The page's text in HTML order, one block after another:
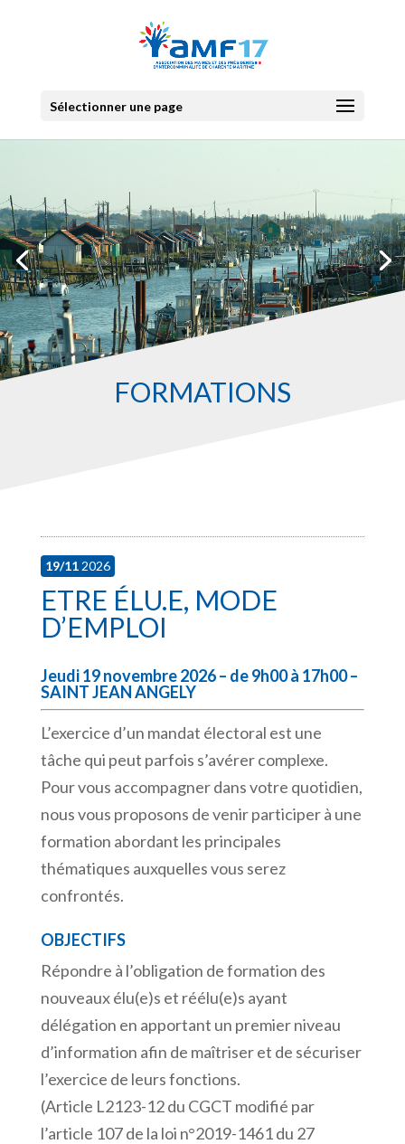
Sélectionner une page
FORMATIONS
19/112026
ETRE ÉLU.E, MODE
D’EMPLOI
Jeudi 19 novembre 2026 – de 9h00 à 17h00 –
SAINT JEAN ANGELY
L’exercice d’un mandat électoral est une
tâche qui peut parfois s’avérer complexe.
Pour vous accompagner dans votre quotidien,
nous vous proposons de venir participer à une
formation abordant les principales
thématiques auxquelles vous serez
confrontés.
OBJECTIFS
Répondre à l’obligation de formation des
nouveaux élu(e)s et réélu(e)s ayant
délégation en apportant un premier niveau
d’information afin de maîtriser et de sécuriser
l’exercice de leurs fonctions.
(Article L2123-12 du CGCT modifié par
l’article 107 de la loi n°2019-1461 du 27